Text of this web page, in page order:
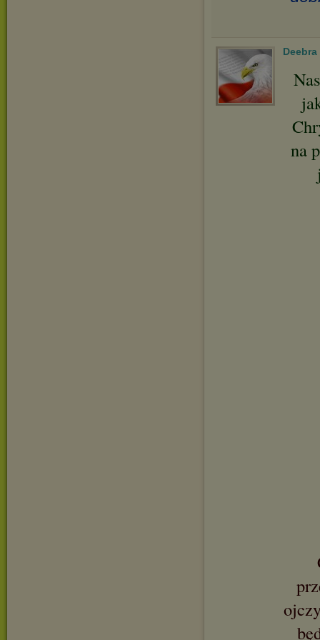
Deebra
na